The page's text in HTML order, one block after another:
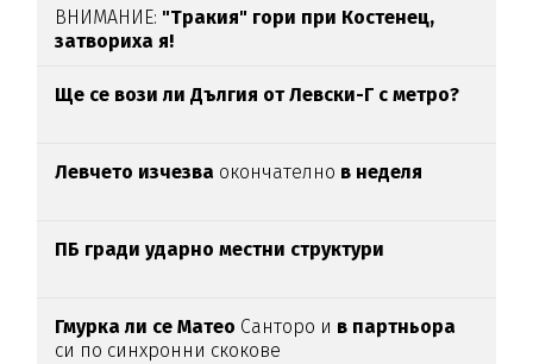
ВНИМАНИЕ: "Тракия" гори при Костенец,
затвориха я!
Ще се вози ли Дългия от Левски-Г с метро?
Левчето изчезва окончателно в неделя
ПБ гради ударно местни структури
Гмурка ли се Матео Санторо и в партньора
си по синхронни скокове